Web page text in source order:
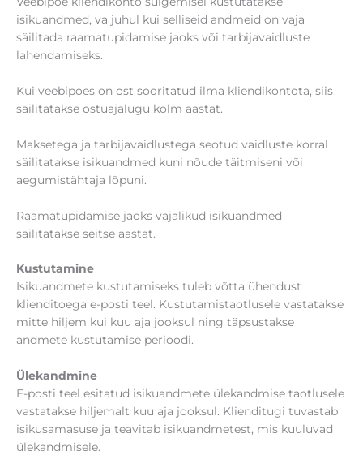
isikuandmed, va juhul kui selliseid andmeid on vaja
säilitada raamatupidamise jaoks või tarbijavaidluste
lahendamiseks.
Kui veebipoes on ost sooritatud ilma kliendikontota, siis
säilitatakse ostuajalugu kolm aastat.
Maksetega ja tarbijavaidlustega seotud vaidluste korral
säilitatakse isikuandmed kuni nõude täitmiseni või
aegumistähtaja lõpuni.
Raamatupidamise jaoks vajalikud isikuandmed
säilitatakse seitse aastat.
Kustutamine
Isikuandmete kustutamiseks tuleb võtta ühendust
klienditoega e-posti teel. Kustutamistaotlusele vastatakse
mitte hiljem kui kuu aja jooksul ning täpsustakse
andmete kustutamise perioodi.
Ülekandmine
E-posti teel esitatud isikuandmete ülekandmise taotlusele
vastatakse hiljemalt kuu aja jooksul. Klienditugi tuvastab
isikusamasuse ja teavitab isikuandmetest, mis kuuluvad
ülekandmisele.